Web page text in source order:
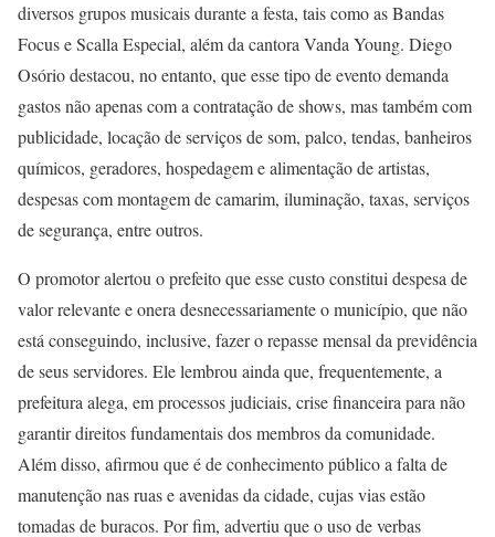
diversos grupos musicais durante a festa, tais como as Bandas
Focus e Scalla Especial, além da cantora Vanda Young. Diego
Osório destacou, no entanto, que esse tipo de evento demanda
gastos não apenas com a contratação de shows, mas também com
publicidade, locação de serviços de som, palco, tendas, banheiros
químicos, geradores, hospedagem e alimentação de artistas,
despesas com montagem de camarim, iluminação, taxas, serviços
de segurança, entre outros.
O promotor alertou o prefeito que esse custo constitui despesa de
valor relevante e onera desnecessariamente o município, que não
está conseguindo, inclusive, fazer o repasse mensal da previdência
de seus servidores. Ele lembrou ainda que, frequentemente, a
prefeitura alega, em processos judiciais, crise financeira para não
garantir direitos fundamentais dos membros da comunidade.
Além disso, afirmou que é de conhecimento público a falta de
manutenção nas ruas e avenidas da cidade, cujas vias estão
tomadas de buracos. Por fim, advertiu que o uso de verbas